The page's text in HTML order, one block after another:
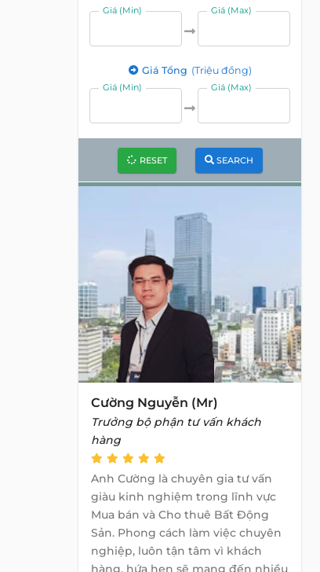
Giá (Min) Giá (Max)
Giá Tổng (Triệu đồng)
Giá (Min) Giá (Max)
RESET SEARCH
Cường Nguyễn (Mr)
Trưởng bộ phận tư vấn khách
hàng
Anh Cường là chuyên gia tư vấn
giàu kinh nghiệm trong lĩnh vực
Mua bán và Cho thuê Bất Động
Sản. Phong cách làm việc chuyên
nghiệp, luôn tận tâm vì khách
hàng, hứa hẹn sẽ mang đến nhiều